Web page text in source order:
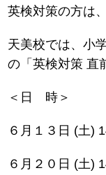
英検対策の方は
天美校では、小
の「英検対策 直
＜日 時＞
６月１３日 (土)
６月２０日 (土)